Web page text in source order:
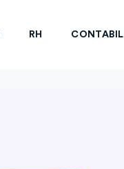
RH CONTABIL